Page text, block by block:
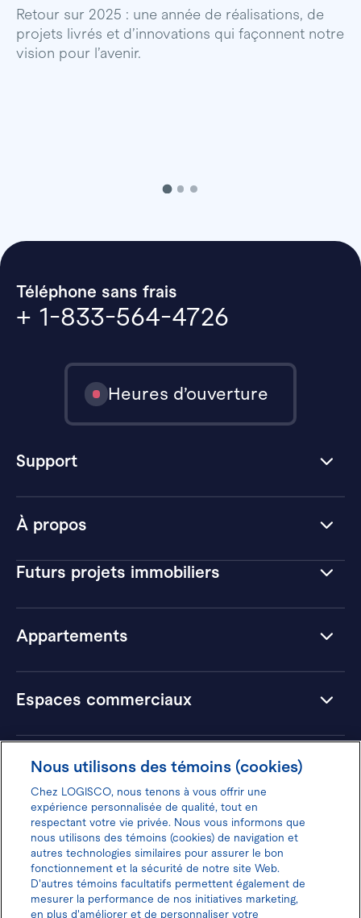
Retour sur 2025 : une année de réalisations, de
projets livrés et d’innovations qui façonnent notre
vision pour l’avenir.
À propos
Futurs projets immobiliers
Appartements
Espaces commerciaux
Hôtels
Téléphone sans frais
+ 1-833-564-4726
Heures d’ouverture
Support
Donnez votre avis pour gagner 100$
Nous utilisons des témoins (cookies)
Chez LOGISCO, nous tenons à vous offrir une
expérience personnalisée de qualité, tout en
respectant votre vie privée. Nous vous informons que
nous utilisons des témoins (cookies) de navigation et
autres technologies similaires pour assurer le bon
fonctionnement et la sécurité de notre site Web.
D'autres témoins facultatifs permettent également de
mesurer la performance de nos initiatives marketing,
en plus d'améliorer et de personnaliser votre